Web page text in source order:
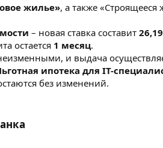
жилье», а также
– новая ставка составит
остается 1 месяц.
и выдача
ипотека для IT-
без изменений.